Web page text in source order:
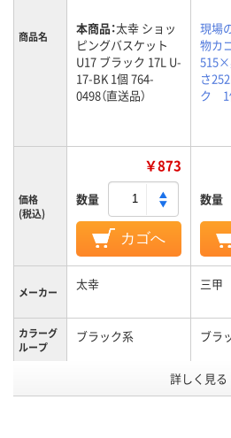
商品名 本商品：太幸 ショッ
ピングバスケット
U17 ブラック 17L U-
17-BK 1個 764-
0498（直送品）
現場
物カ
さ
ク 1
価格
(税込)
￥873
数量
カゴへ
数量
メーカー 太幸 三甲
カラーグ
ループ
ブラック系 ブラ
95
詳しく見る